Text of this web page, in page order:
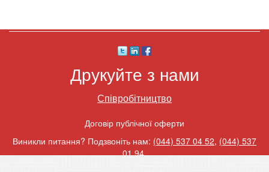
Друкуйте з нами
Співробітництво
Договір публічної оферти
Виникли питання? Подзвоніть нам: (044) 537 04 52, (044) 537
01 94.